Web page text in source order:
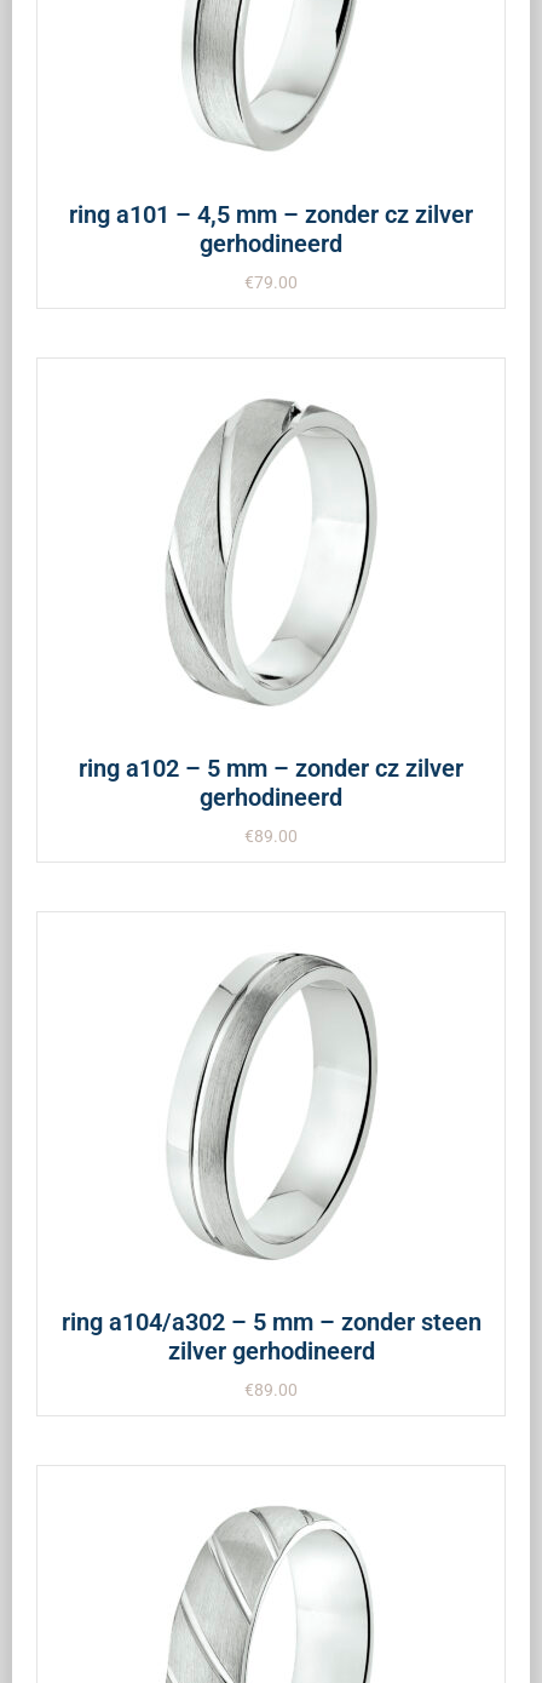
ring a101 – 4,5 mm – zonder cz zilver
gerhodineerd
€79.00
ring a102 – 5 mm – zonder cz zilver
gerhodineerd
€89.00
ring a104/a302 – 5 mm – zonder steen
zilver gerhodineerd
€89.00